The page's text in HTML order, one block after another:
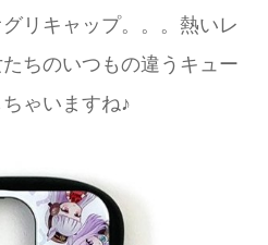
リキャップ。。。熱いレ
ちのいつもの違うキュー
ゃいますね♪